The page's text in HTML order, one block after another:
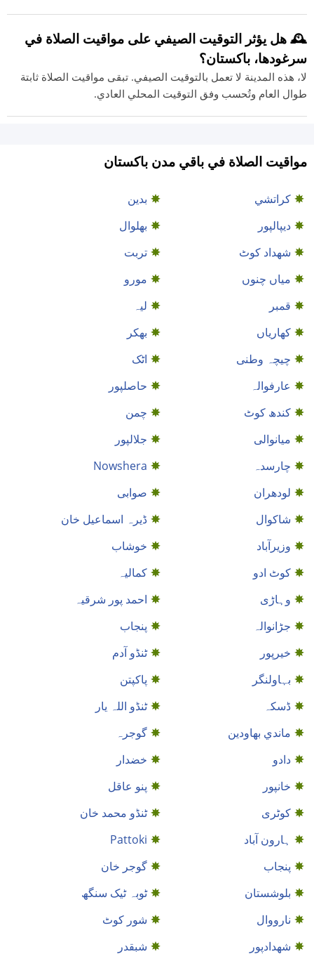
🕰️ هل يؤثر التوقيت الصيفي على مواقيت الصلاة في
سرغودها، باكستان؟
لا، هذه المدينة لا تعمل بالتوقيت الصيفي. تبقى مواقيت الصلاة ثابتة
طوال العام وتُحسب وفق التوقيت المحلي العادي.
مواقيت الصلاة في باقي مدن باكستان
كراتشي
بدین
دیپالپور
بھلوال
شهداد کوٹ
تربت
میاں چنوں
مورو
قمبر
لیہ
کھاریاں
بھکر
چیچہ وطنی
اٹک
عارفوالہ
حاصلپور
کندھ کوٹ
چمن
میانوالی
جلالپور
چارسدہ
Nowshera
لودھران
صوابی
شاكوال
ڈیرہ اسماعیل خان
وزیرآباد
خوشاب
کوٹ ادو
کمالیہ
وہاڑی
احمد پور شرقیہ
جڑانوالہ
پنجاب
خيرپور
ٹنڈو آدم
بہاولنگر
پاکپتن
ڈسکہ
ٹنڈو اللہ یار
ماندي بهاودين
گوجرہ
دادو
خضدار
خانپور
پنو عاقل
کوٹری
ٹنڈو محمد خان
ہارون آباد
Pattoki
پنجاب
گوجر خان
بلوشستان
ٹوبہ ٹیک سنگھ
نارووال
شور کوٹ
شهدادپور
شبقدر